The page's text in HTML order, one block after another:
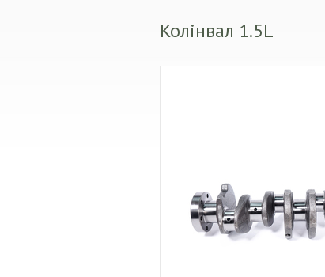
Колінвал 1.5L